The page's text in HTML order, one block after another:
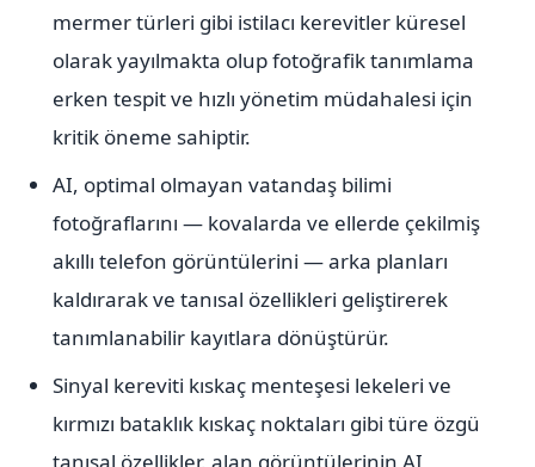
mermer türleri gibi istilacı kerevitler küresel
olarak yayılmakta olup fotoğrafik tanımlama
erken tespit ve hızlı yönetim müdahalesi için
kritik öneme sahiptir.
AI, optimal olmayan vatandaş bilimi
fotoğraflarını — kovalarda ve ellerde çekilmiş
akıllı telefon görüntülerini — arka planları
kaldırarak ve tanısal özellikleri geliştirerek
tanımlanabilir kayıtlara dönüştürür.
Sinyal kereviti kıskaç menteşesi lekeleri ve
kırmızı bataklık kıskaç noktaları gibi türe özgü